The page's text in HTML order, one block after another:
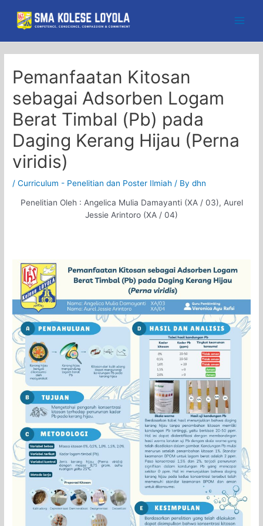
content
Pemanfaatan Kitosan
sebagai Adsorben Logam
Berat Timbal (Pb) pada
Daging Kerang Hijau (Perna
viridis)
/Curriculum - Penelitian dan Poster Ilmiah / Bydhn
Penelitian Oleh : Angelica Mulia Damayanti (XA / 03), Aurel
Jessie Arintoro (XA / 04)